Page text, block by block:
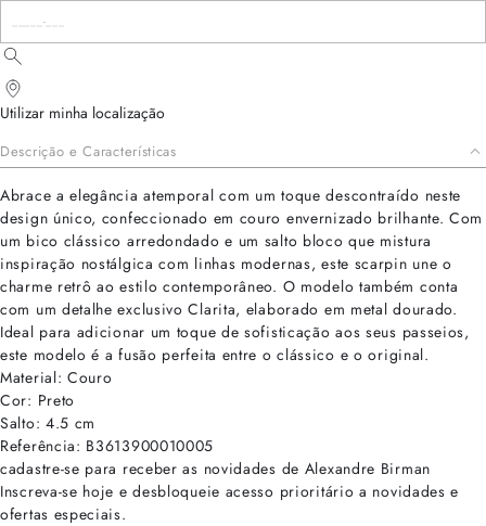
Utilizar minha localização
Descrição e Características
Abrace a elegância atemporal com um toque descontraído neste
design único, confeccionado em couro envernizado brilhante. Com
um bico clássico arredondado e um salto bloco que mistura
inspiração nostálgica com linhas modernas, este scarpin une o
charme retrô ao estilo contemporâneo. O modelo também conta
com um detalhe exclusivo Clarita, elaborado em metal dourado.
Ideal para adicionar um toque de sofisticação aos seus passeios,
este modelo é a fusão perfeita entre o clássico e o original.
Material: Couro
Cor: Preto
Salto: 4.5 cm
Referência: B3613900010005
cadastre-se para receber as novidades de Alexandre Birman
Inscreva-se hoje e desbloqueie acesso prioritário a novidades e
ofertas especiais.